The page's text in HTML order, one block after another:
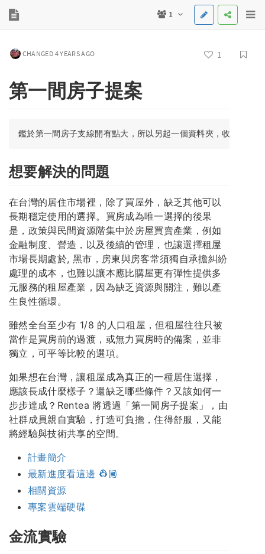
1
CHANGED 4 YEARS AGO 1
第一間房子提案
想要解決的問題
在台灣的居住市場裡，除了買屋外，缺乏其他可以
長期穩定使用的選擇。買房成為唯一選擇的後果
是，政策與民間資源階集中於房屋買賣產業，例如
金融制度、營造，以及後續的管理，也讓選擇租屋
市場長期處於, 黑市，房東與房客常須獨自承擔糾紛
處理的成本，也難以讓本應比購屋更有彈性提供多
元服務的租屋產業，因為缺乏資源與關注，難以產
生良性循環。
雖然全台至少有 1/8 的人口租屋，但租屋往往只被
當作是買房前的過渡，或無力買房時的備案，並非
獨立，可平等比較的選項。
如果想在台灣，讓租屋成為真正的一種居住選擇，
應該長成什麼樣子？還缺乏哪些條件？又該如何一
步步達成？Rentea 將透過「第一間房子提案」，由
社群成員親自實驗，打造可負擔，住得舒服，又能
將經驗與技術共享的空間。
計畫簡介
最新進度看這邊 👷🏾
相關資源
專案雲端硬碟
金流實驗